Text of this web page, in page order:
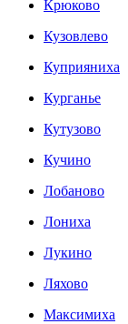
Крюково
Кузовлево
Куприяниха
Курганье
Кутузово
Кучино
Лобаново
Лониха
Лукино
Ляхово
Максимиха